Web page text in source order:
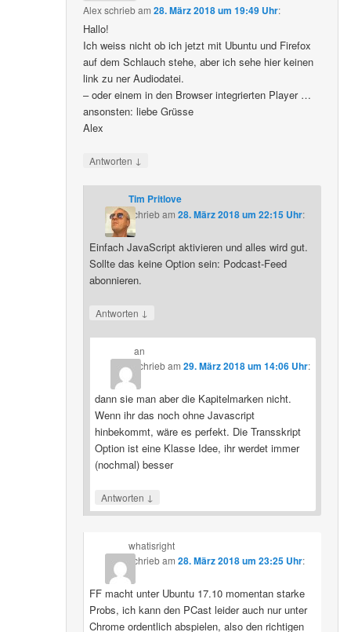
Alexschriebam28. März 2018 um 19:49 Uhr:
Hallo!
Ich weiss nicht ob ich jetzt mit Ubuntu und Firefox
auf dem Schlauch stehe, aber ich sehe hier keinen
link zu ner Audiodatei.
– oder einem in den Browser integrierten Player …
ansonsten: liebe Grüsse
Alex
Antworten ↓
Tim Pritlove
schriebam 28. März 2018 um 22:15 Uhr:
Einfach JavaScript aktivieren und alles wird gut.
Sollte das keine Option sein: Podcast-Feed
abonnieren.
Antworten ↓
an
schriebam29. März 2018 um 14:06 Uhr:
dann sie man aber die Kapitelmarken nicht.
Wenn ihr das noch ohne Javascript
hinbekommt, wäre es perfekt. Die Transskript
Option ist eine Klasse Idee, ihr werdet immer
(nochmal) besser
Antworten ↓
whatisright
schriebam 28. März 2018 um 23:25 Uhr:
FF macht unter Ubuntu 17.10 momentan starke
Probs, ich kann den PCast leider auch nur unter
Chrome ordentlich abspielen, also den richtigen